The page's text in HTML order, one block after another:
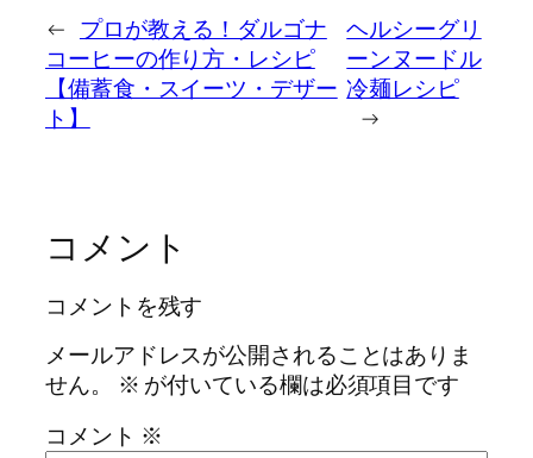
← プロが教える！ダルゴナ
コーヒーの作り方・レシピ
【備蓄食・スイーツ・デザー
ト】
ヘルシーグリ
ーンヌードル
冷麺レシピ
→
コメント
コメントを残す
メールアドレスが公開されることはありま
せん。
※ が付いている欄は必須項目です
コメント ※